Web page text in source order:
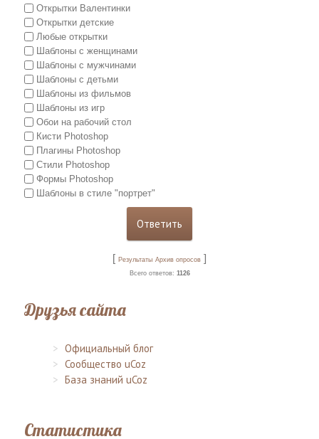
Открытки Валентинки
Открытки детские
Любые открытки
Шаблоны с женщинами
Шаблоны с мужчинами
Шаблоны с детьми
Шаблоны из фильмов
Шаблоны из игр
Обои на рабочий стол
Кисти Photoshop
Плагины Photoshop
Стили Photoshop
Формы Photoshop
Шаблоны в стиле "портрет"
[ Результаты Архив опросов ]
Всего ответов: 1126
Друзья сайта
Официальный блог
Сообщество uCoz
База знаний uCoz
Статистика